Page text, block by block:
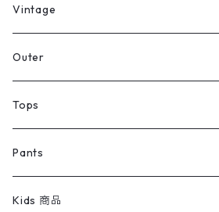
ミリタリーデッドストック
アウター
デニムジャケット
ミリタリージャケット
トップス
半袖シャツ
長袖シャツ
パンツ
デニムパンツ
レディース
Vintage
Jacket
Tee
Sweat Shirts
REVERSE WEAVE
Pants
Outer
コート
デニムジャケット
ミリタリージャケット
Tops
Tシャツ
長袖シャツ
Pants
デニムパンツ
Kids 商品